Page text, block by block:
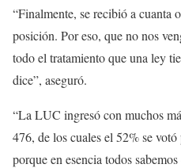
“Finalmente, se recibió a cuanta
posición. Por eso, que no nos
todo el tratamiento que una ley
dice”, aseguró.
“La LUC ingresó con muchos
476, de los cuales el 52% se
porque en esencia todos